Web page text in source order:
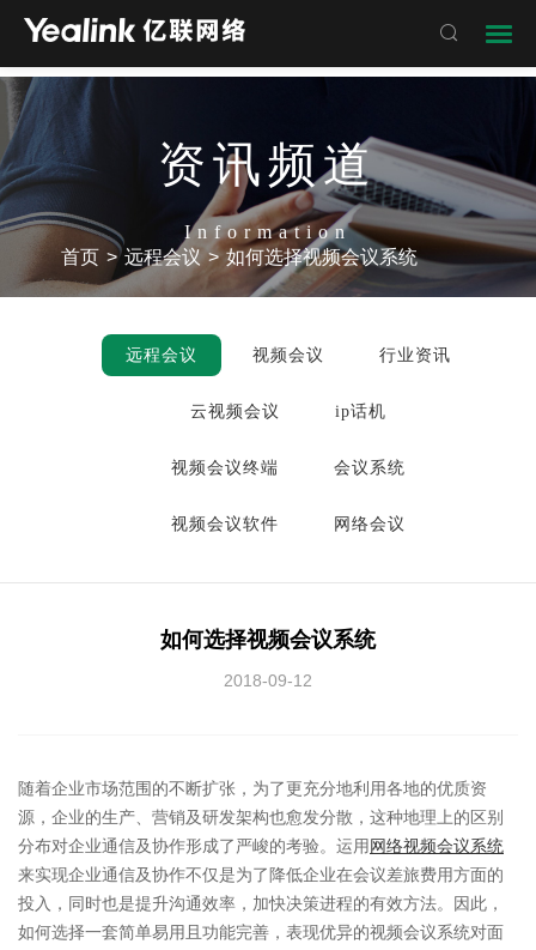

资讯频道
Information
首页 > 远程会议 > 如何选择视频会议系统
远程会议 视频会议 行业资讯
云视频会议 ip话机
视频会议终端 会议系统
视频会议软件 网络会议
如何选择视频会议系统
2018-09-12
随着企业市场范围的不断扩张，为了更充分地利用各地的优质资
源，企业的生产、营销及研发架构也愈发分散，这种地理上的区别
分布对企业通信及协作形成了严峻的考验。运用网络视频会议系统
来实现企业通信及协作不仅是为了降低企业在会议差旅费用方面的
投入，同时也是提升沟通效率，加快决策进程的有效方法。因此，
如何选择一套简单易用且功能完善，表现优异的视频会议系统对面